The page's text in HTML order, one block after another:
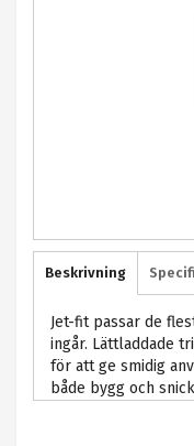
Beskrivning
Jet-fit passar de
ingår. Lättladdade
för att ge smidig
både bygg och